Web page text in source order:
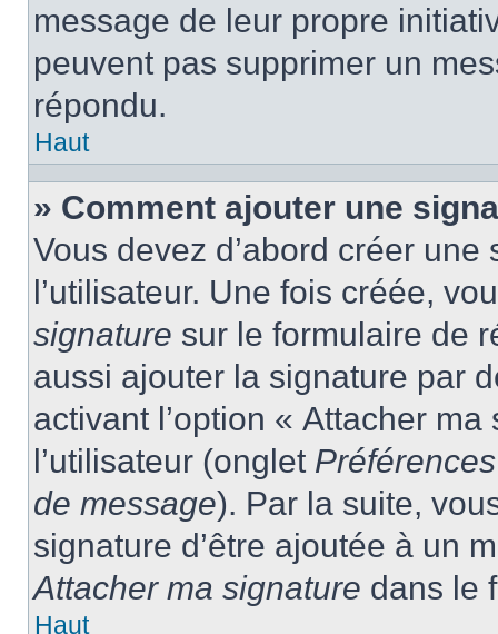
message de leur propre
peuvent pas supprimer un
répondu.
Haut
» Comment ajouter une
Vous devez d’abord créer
l’utilisateur. Une fois créée,
signature sur le formulaire de
aussi ajouter la signature par
activant l’option « Attacher
l’utilisateur (onglet
de message). Par la suite,
signature d’être ajoutée à un
Attacher ma signature dans le
Haut